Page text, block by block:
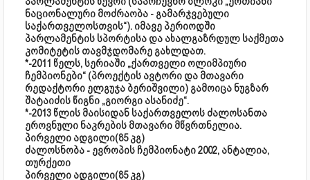
ნაციონალური მოძრაობა - გამარჯვებული
საქართველოსთვის“). იმავე პერიოდში
პარლამენტის სპორტისა და ახალგაზრდულ საქმეთა
კომიტეტის თავმჯდომარე გახლდათ.
*-2011 წელს, სერიაში „ქართველი ოლიმპიური
ჩემპიონები“ (პროექტის ავტორი და მთავარი
რედაქტორი ელგუჯა ბერიშვილი) გამოიცა ნუგზარ
შატაიძის წიგნი „გიორგი ასანიძე“.
*-2013 წლის მაისიდან საქართველოს ძალოსანთა
ეროვნული ნაკრების მთავარი მწვრთნელია.
პირველი ადგილი(85 კგ)
ძალოსნობა - ევროპის ჩემპიონატი 2002, ანტალია,
თურქეთი
პირველი ადგილი(85 კგ)